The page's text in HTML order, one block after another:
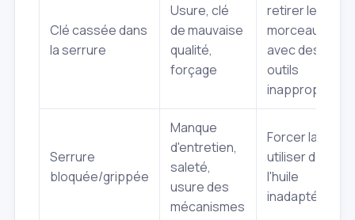
Clé cassée dans
la serrure
Usure, clé
de mauvaise
qualité,
forçage
retirer le
morceau
avec des
outils
inappropriés
Serrure
bloquée/grippée
Manque
d'entretien,
saleté,
usure des
mécanismes
Forcer la clé,
utiliser de
l'huile
inadaptée